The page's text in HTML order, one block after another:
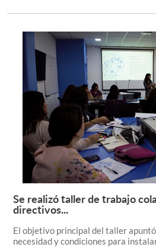
Se realizó taller de trabajo
directivos...
El objetivo principal del taller
necesidad y condiciones para